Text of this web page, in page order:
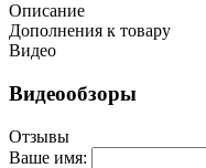
Описание
Дополнения к товару
Видео
Видеообзоры
Отзывы
Ваше имя: